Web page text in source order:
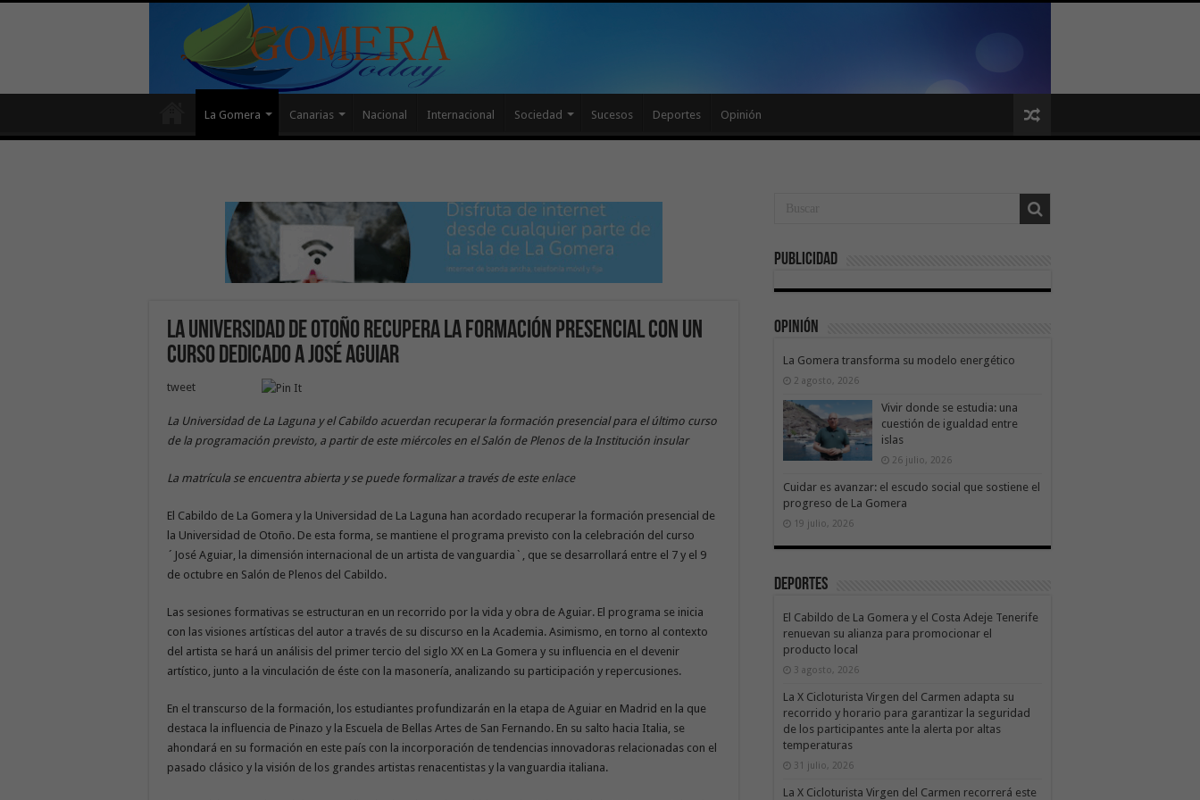
La Gomera Canarias Nacional Internacional Sociedad Sucesos Deportes Opinión
La Universidad de Otoño recupera la formación presencial con un
curso dedicado a José Aguiar
tweet
La Universidad de La Laguna y el Cabildo acuerdan recuperar la formación presencial para el último curso
de la programación previsto, a partir de este miércoles en el Salón de Plenos de la Institución insular
La matrícula se encuentra abierta y se puede formalizar a través de este enlace
El Cabildo de La Gomera y la Universidad de La Laguna han acordado recuperar la formación presencial de
la Universidad de Otoño. De esta forma, se mantiene el programa previsto con la celebración del curso
´José Aguiar, la dimensión internacional de un artista de vanguardia`, que se desarrollará entre el 7 y el 9
de octubre en Salón de Plenos del Cabildo.
Las sesiones formativas se estructuran en un recorrido por la vida y obra de Aguiar. El programa se inicia
con las visiones artísticas del autor a través de su discurso en la Academia. Asimismo, en torno al contexto
del artista se hará un análisis del primer tercio del siglo XX en La Gomera y su influencia en el devenir
artístico, junto a la vinculación de éste con la masonería, analizando su participación y repercusiones.
En el transcurso de la formación, los estudiantes profundizarán en la etapa de Aguiar en Madrid en la que
destaca la influencia de Pinazo y la Escuela de Bellas Artes de San Fernando. En su salto hacia Italia, se
ahondará en su formación en este país con la incorporación de tendencias innovadoras relacionadas con el
pasado clásico y la visión de los grandes artistas renacentistas y la vanguardia italiana.
Publicidad
Opinión
La Gomera transforma su modelo energético
2 agosto, 2026
Vivir donde se estudia: una
cuestión de igualdad entre
islas
26 julio, 2026
Cuidar es avanzar: el escudo social que sostiene el
progreso de La Gomera
19 julio, 2026
Deportes
El Cabildo de La Gomera y el Costa Adeje Tenerife
renuevan su alianza para promocionar el
producto local
3 agosto, 2026
La X Cicloturista Virgen del Carmen adapta su
recorrido y horario para garantizar la seguridad
de los participantes ante la alerta por altas
temperaturas
31 julio, 2026
La X Cicloturista Virgen del Carmen recorrerá este